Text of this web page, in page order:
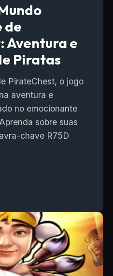
de
Aventura e
Piratas
PirateChest, o jogo
aventura e
no emocionante
sobre suas
chave R75D